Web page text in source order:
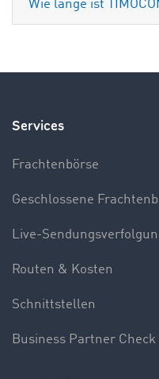
Wie lange ist
Services
Frachtenbörse
Geschlossene
Live-
Routen & Kosten
Schnittstellen
Business Partner Check